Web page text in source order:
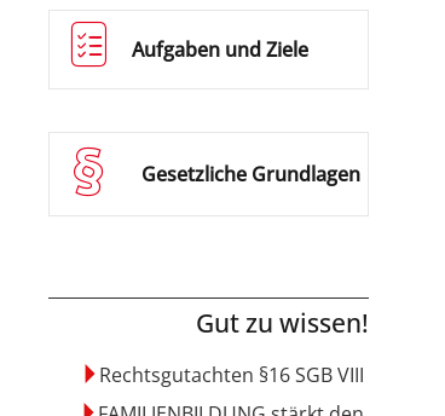
Aufgaben und Ziele
Gesetzliche Grundlagen
Gut zu wissen!
Rechtsgutachten §16 SGB VIII